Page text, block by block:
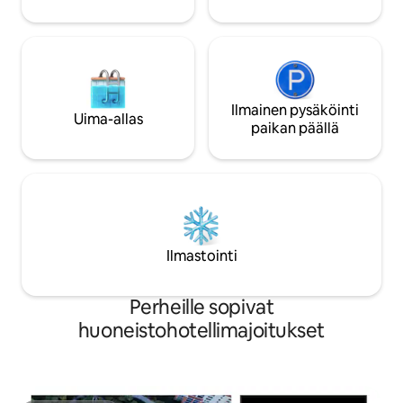
Worldista ja Disney Springsistä
Uima-allas
Ilmainen pysäköinti
paikan päällä
Ilmastointi
Perheille sopivat
huoneistohotellimajoitukset